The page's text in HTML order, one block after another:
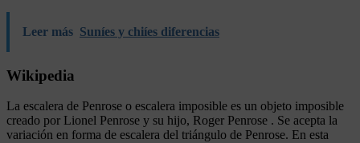
Leer más Suníes y chiíes diferencias
Wikipedia
La escalera de Penrose o escalera imposible es un objeto imposible
creado por Lionel Penrose y su hijo, Roger Penrose . Se acepta la
variación en forma de escalera del triángulo de Penrose. En esta